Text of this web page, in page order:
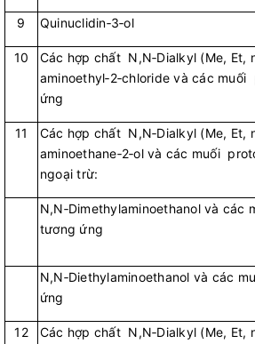
9 Quinuclidin‑3‑ol
10
Các hợp chất N,N‑Dialkyl (Me, Et,
aminoethyl‑2‑chloride và các
ứng
11
Các hợp chất N,N‑Dialkyl (Me, Et,
aminoethane‑2‑ol và các muối
ngoại trừ:
N,N‑Dimethylaminoethanol và các
tương ứng
N,N‑Diethylaminoethanol và các
ứng
12
Các hợp chất N,N‑Dialkyl (Me, Et,